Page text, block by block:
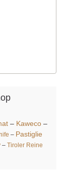
– Kaweco –
– Pastiglie
– Tiroler Reine